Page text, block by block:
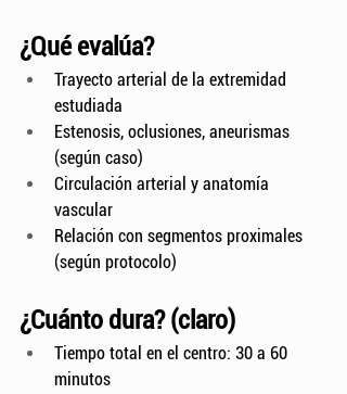
¿Qué evalúa?
Trayecto arterial de la extremidad
estudiada
Estenosis, oclusiones, aneurismas
(según caso)
Circulación arterial y anatomía
vascular
Relación con segmentos proximales
(según protocolo)
¿Cuánto dura? (claro)
Tiempo total en el centro: 30 a 60
minutos